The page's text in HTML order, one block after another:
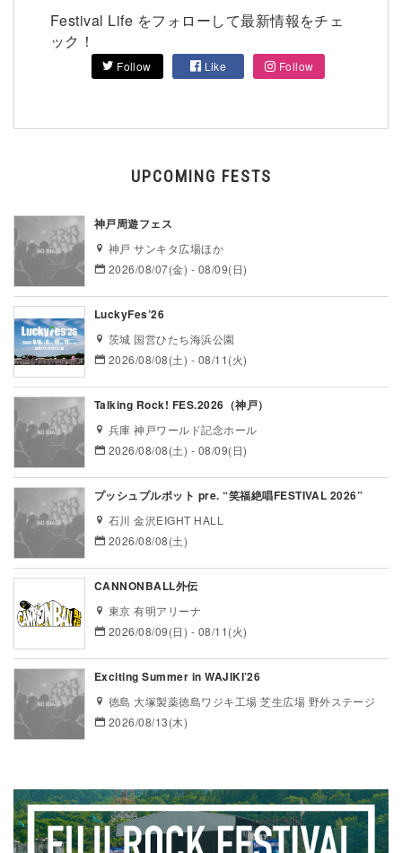
Festival Life をフォローして最新情報をチェ
ック！
Follow Like Follow
UPCOMING FESTS
神戸周遊フェス
神戸 サンキタ広場ほか
2026/08/07(金) - 08/09(日)
LuckyFes’26
茨城 国営ひたち海浜公園
2026/08/08(土) - 08/11(火)
Talking Rock! FES.2026（神戸）
兵庫 神戸ワールド記念ホール
2026/08/08(土) - 08/09(日)
プッシュプルポット pre. “笑福絶唱FESTIVAL 2026”
石川 金沢EIGHT HALL
2026/08/08(土)
CANNONBALL外伝
東京 有明アリーナ
2026/08/09(日) - 08/11(火)
Exciting Summer in WAJIKI’26
徳島 大塚製薬徳島ワジキ工場 芝生広場 野外ステージ
2026/08/13(木)